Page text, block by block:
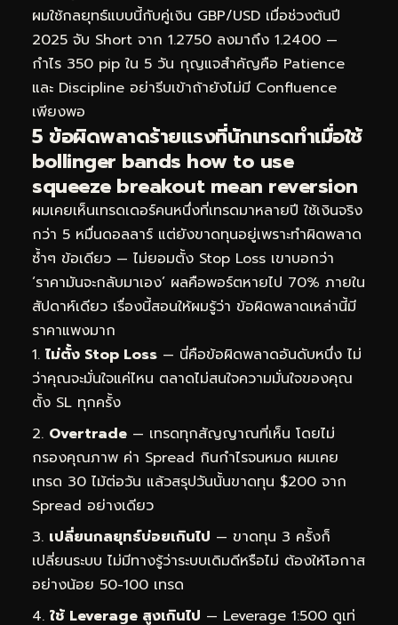
ผมใช้กลยุทธ์แบบนี้กับคู่เงิน GBP/USD เมื่อช่วงต้นปี
2025 จับ Short จาก 1.2750 ลงมาถึง 1.2400 —
กำไร 350 pip ใน 5 วัน กุญแจสำคัญคือ Patience
และ Discipline อย่ารีบเข้าถ้ายังไม่มี Confluence
เพียงพอ
5 ข้อผิดพลาดร้ายแรงที่นักเทรดทำเมื่อใช้
bollinger bands how to use
squeeze breakout mean reversion
ผมเคยเห็นเทรดเดอร์คนหนึ่งที่เทรดมาหลายปี ใช้เงินจริง
กว่า 5 หมื่นดอลลาร์ แต่ยังขาดทุนอยู่เพราะทำผิดพลาด
ซ้ำๆ ข้อเดียว — ไม่ยอมตั้ง Stop Loss เขาบอกว่า
‘ราคามันจะกลับมาเอง’ ผลคือพอร์ตหายไป 70% ภายใน
สัปดาห์เดียว เรื่องนี้สอนให้ผมรู้ว่า ข้อผิดพลาดเหล่านี้มี
ราคาแพงมาก
ไม่ตั้ง Stop Loss — นี่คือข้อผิดพลาดอันดับหนึ่ง ไม่
ว่าคุณจะมั่นใจแค่ไหน ตลาดไม่สนใจความมั่นใจของคุณ
ตั้ง SL ทุกครั้ง
Overtrade — เทรดทุกสัญญาณที่เห็น โดยไม่
กรองคุณภาพ ค่า Spread กินกำไรจนหมด ผมเคย
เทรด 30 ไม้ต่อวัน แล้วสรุปวันนั้นขาดทุน $200 จาก
Spread อย่างเดียว
เปลี่ยนกลยุทธ์บ่อยเกินไป — ขาดทุน 3 ครั้งก็
เปลี่ยนระบบ ไม่มีทางรู้ว่าระบบเดิมดีหรือไม่ ต้องให้โอกาส
อย่างน้อย 50-100 เทรด
ใช้ Leverage สูงเกินไป — Leverage 1:500 ดูเท่